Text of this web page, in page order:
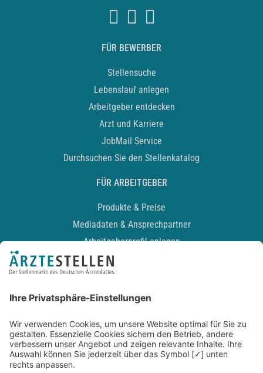
FÜR BEWERBER
Stellensuche
Lebenslauf anlegen
Arbeitgeber entdecken
Arzt und Karriere
JobMail Service
Durchsuchen Sie den Stellenkatalog
FÜR ARBEITGEBER
Produkte & Preise
Mediadaten & Ansprechpartner
Arbeitgeberprofil anlegen
Recruiting-Podcast
Kontakt
Datenschutz
Newsletter